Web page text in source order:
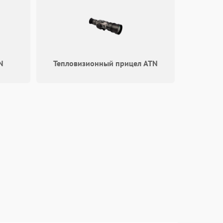
Подробнее →
Тепловизионный прицел ATN